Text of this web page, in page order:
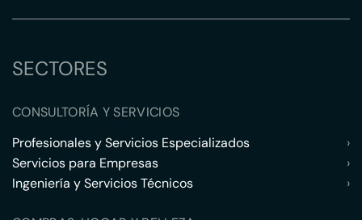
SECTORES
CONSULTORÍA Y SERVICIOS
Profesionales y Servicios Especializados
›
Servicios para Empresas
›
Ingeniería y Servicios Técnicos
›